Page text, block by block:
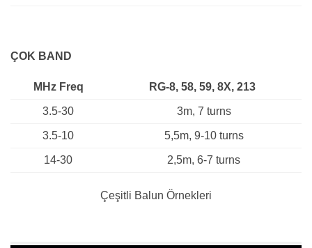
ÇOK BAND
MHz Freq RG-8, 58, 59, 8X, 213
3.5-30 3m, 7 turns
3.5-10 5,5m, 9-10 turns
14-30 2,5m, 6-7 turns
Çeşitli Balun Örnekleri